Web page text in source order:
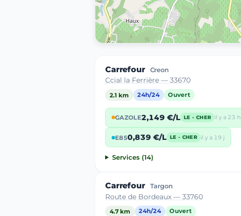
Carrefour Creon
Ccial la Ferrière — 33670
2.1 km 24h/24 Ouvert
GAZOLE2,149 €/L LE - CHER il y a 23 h
E850,839 €/L LE - CHER il y a 19 j
Services (14)
Carrefour Targon
Route de Bordeaux — 33760
4.7 km 24h/24 Ouvert